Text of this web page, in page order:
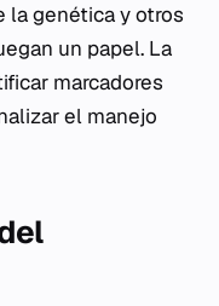
la genética y otros
un papel. La
marcadores
el manejo